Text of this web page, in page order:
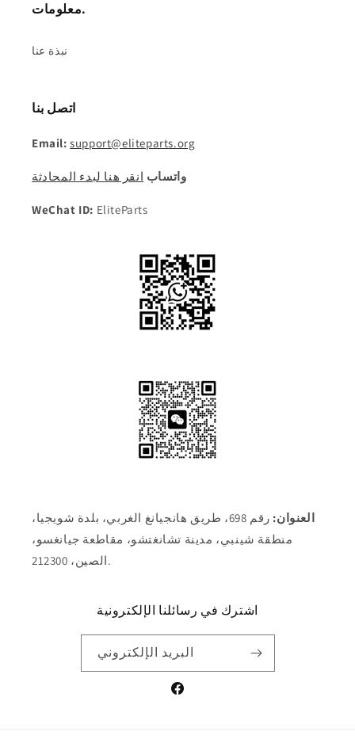
معلومات.
نبذة عنا
اتصل بنا
Email: support@eliteparts.org
واتساب انقر هنا لبدء المحادثة
WeChat ID: EliteParts
العنوان:
رقم 698، طريق هانجيانغ الغربي، بلدة شويجيا،
منطقة شينبي، مدينة تشانغتشو، مقاطعة جيانغسو،
الصين، 212300.
اشترك في رسائلنا الإلكترونية
البريد الإلكتروني
فيسبوك